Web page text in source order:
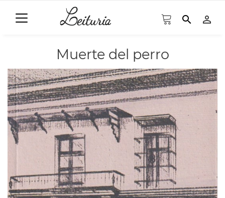
search person_outline
Muerte del perro